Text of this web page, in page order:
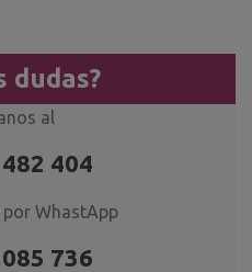
dudas?
al
404
por WhastApp
736